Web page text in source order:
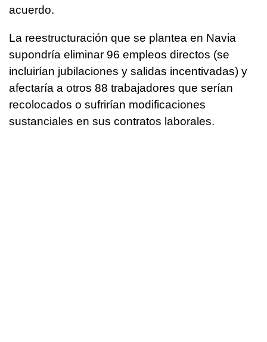
acuerdo.
La reestructuración que se plantea en Navia
supondría eliminar 96 empleos directos (se
incluirían jubilaciones y salidas incentivadas) y
afectaría a otros 88 trabajadores que serían
recolocados o sufrirían modificaciones
sustanciales en sus contratos laborales.